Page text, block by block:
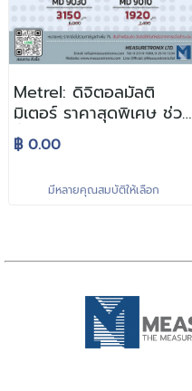
Metrel: ดิจิตอลมัลติ
มิเตอร์ ราคาสุดพิเศษ ช่วง
ฟื้นตัว
฿ 0.00
มีหลายคุณสมบัติให้เลือก